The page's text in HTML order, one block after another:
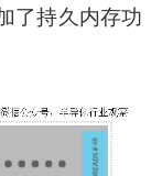
了持久内存功